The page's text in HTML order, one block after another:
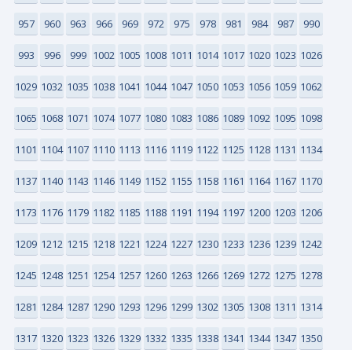
957 960 963 966 969 972 975 978 981 984 987 990
993 996 999 1002 1005 1008 1011 1014 1017 1020 1023 1026
1029 1032 1035 1038 1041 1044 1047 1050 1053 1056 1059 1062
1065 1068 1071 1074 1077 1080 1083 1086 1089 1092 1095 1098
1101 1104 1107 1110 1113 1116 1119 1122 1125 1128 1131 1134
1137 1140 1143 1146 1149 1152 1155 1158 1161 1164 1167 1170
1173 1176 1179 1182 1185 1188 1191 1194 1197 1200 1203 1206
1209 1212 1215 1218 1221 1224 1227 1230 1233 1236 1239 1242
1245 1248 1251 1254 1257 1260 1263 1266 1269 1272 1275 1278
1281 1284 1287 1290 1293 1296 1299 1302 1305 1308 1311 1314
1317 1320 1323 1326 1329 1332 1335 1338 1341 1344 1347 1350